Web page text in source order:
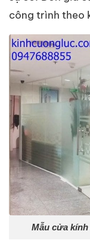
công trình theo
Mẫu cửa